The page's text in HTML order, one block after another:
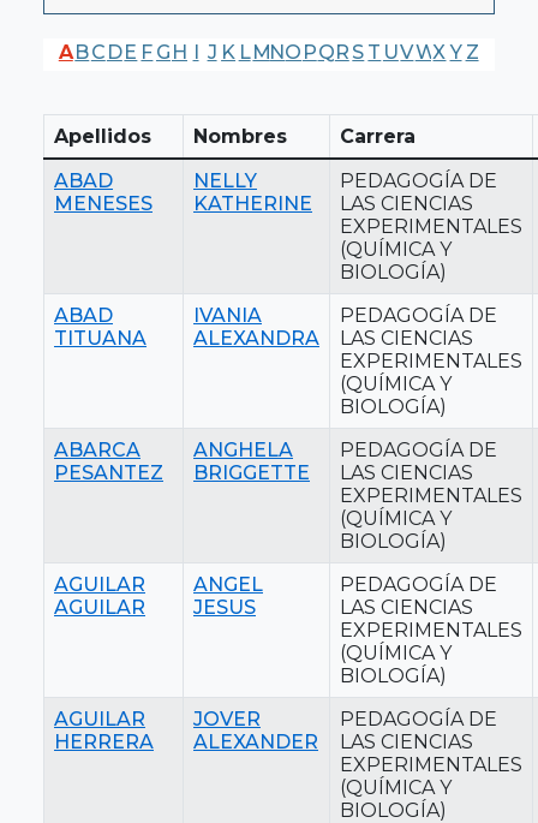
ABC DE F G H I J K LMNO PQR S T UVWX Y Z
Apellidos Nombres
Carrera
ABAD
MENESES
NELLY
KATHERINE
PEDAGOGÍA DE
LAS CIENCIAS
EXPERIMENTALES
(QUÍMICA Y
BIOLOGÍA)
ABAD
TITUANA
IVANIA
ALEXANDRA
PEDAGOGÍA DE
LAS CIENCIAS
EXPERIMENTALES
(QUÍMICA Y
BIOLOGÍA)
ABARCA
PESANTEZ
ANGHELA
BRIGGETTE
PEDAGOGÍA DE
LAS CIENCIAS
EXPERIMENTALES
(QUÍMICA Y
BIOLOGÍA)
AGUILAR
AGUILAR
ANGEL
JESUS
PEDAGOGÍA DE
LAS CIENCIAS
EXPERIMENTALES
(QUÍMICA Y
BIOLOGÍA)
AGUILAR
HERRERA
JOVER
ALEXANDER
PEDAGOGÍA DE
LAS CIENCIAS
EXPERIMENTALES
(QUÍMICA Y
BIOLOGÍA)